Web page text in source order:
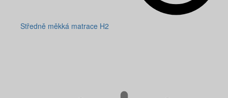
Středně měkká matrace H2